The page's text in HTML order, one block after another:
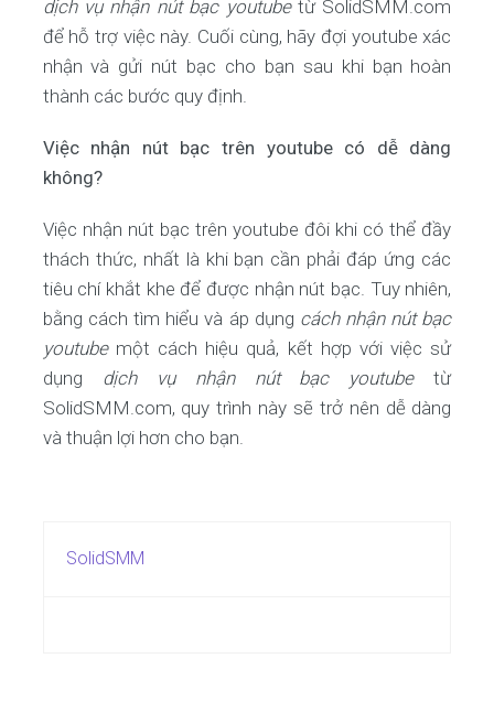
dịch vụ nhận nút bạc youtubetừ SolidSMM.com
để hỗ trợ việc này. Cuối cùng, hãy đợi youtube xác
nhận và gửi nút bạc cho bạn sau khi bạn hoàn
thành các bước quy định.
Việc nhận nút bạc trên youtube có dễ dàng
không?
Việc nhận nút bạc trên youtube đôi khi có thể đầy
thách thức, nhất là khi bạn cần phải đáp ứng các
tiêu chí khắt khe để được nhận nút bạc. Tuy nhiên,
bằng cách tìm hiểu và áp dụng cách nhận nút bạc
youtubemột cách hiệu quả, kết hợp với việc sử
dụng dịch vụ nhận nút bạc youtubetừ
SolidSMM.com, quy trình này sẽ trở nên dễ dàng
và thuận lợi hơn cho bạn.
SolidSMM